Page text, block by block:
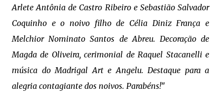
Arlete Antônia de Castro Ribeiro e Sebastião Salvador
Coquinho e o noivo filho de Célia Diniz França e
Melchior Nominato Santos de Abreu. Decoração de
Magda de Oliveira, cerimonial de Raquel Stacanelli e
música do Madrigal Art e Angelu. Destaque para a
alegria contagiante dos noivos. Parabéns!"